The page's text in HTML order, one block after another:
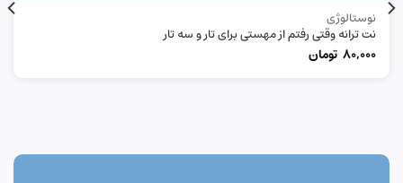
نوستالوژی
نت ترانه وقتی رفتم از مهستی برای تار و سه تار
80,000 تومان